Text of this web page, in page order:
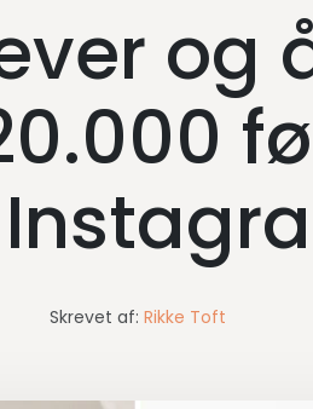
og
Skrevet af: Rikke Toft